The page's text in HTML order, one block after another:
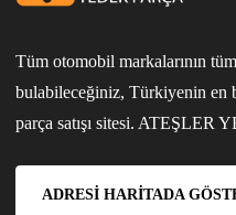
Tüm otomobil markalarının tüm
bulabileceğiniz, Türkiyenin en
parça satışı sitesi. ATEŞLER
ADRESI HARITADA